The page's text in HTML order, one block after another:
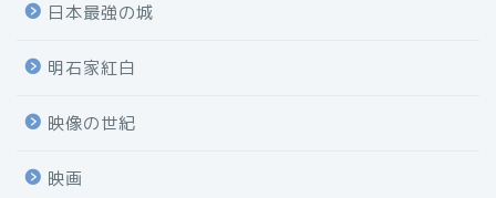
日本最強の城
明石家紅白
映像の世紀
映画